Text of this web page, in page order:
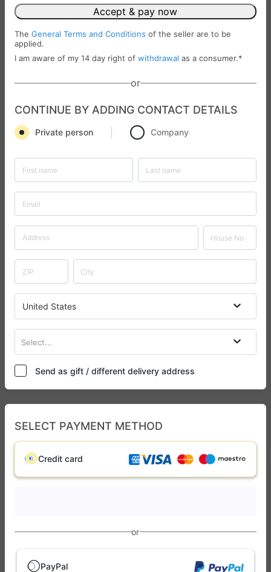
Accept & pay now
The General Terms and Conditions of the seller are to be
applied.
I am aware of my 14 day right of withdrawal as a consumer.*
or
CONTINUE BY ADDING CONTACT DETAILS
Private person Company
United States
Select...
Send as gift / different delivery address
SELECT PAYMENT METHOD
Credit card
or
PayPal